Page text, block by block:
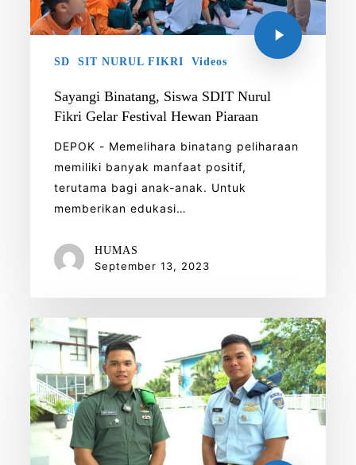
SD SIT NURUL FIKRI Videos
Sayangi Binatang, Siswa SDIT Nurul
Fikri Gelar Festival Hewan Piaraan
DEPOK - Memelihara binatang peliharaan
memiliki banyak manfaat positif,
terutama bagi anak-anak. Untuk
memberikan edukasi…
HUMAS
September 13, 2023